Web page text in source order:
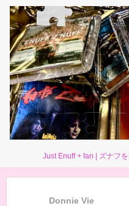
Just Enuff + fan | ズナフ
Donnie Vie